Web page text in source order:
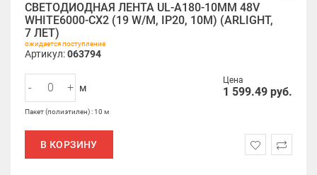
СВЕТОДИОДНАЯ ЛЕНТА UL-A180-10MM 48V
WHITE6000-CX2 (19 W/M, IP20, 10M) (ARLIGHT,
7 ЛЕТ)
ожидается поступление
Артикул:063794
Цена
1 599.49 руб.
- + м
Пакет (полиэтилен) : 10 м
В КОРЗИНУ